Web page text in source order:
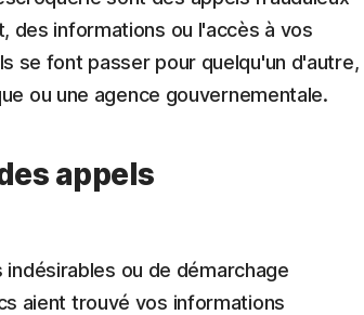
des informations ou l'accès à vos
se font passer pour quelqu'un d'autre,
ou une agence gouvernementale.
appels
ou de démarchage
aient trouvé vos informations